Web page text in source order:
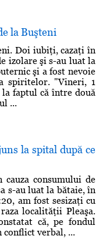
la Buşteni
Doi iubiţi, cazaţi în
izolare şi s-au luat la
şi a fost nevoie
spiritelor. "Vineri, 1
faptul că între două
...
la spital după ce
consumului de
s-au luat la bătaie, în
am fost sesizaţi cu
localităţii Pleaşa.
că, pe fondul
conflict verbal, ...